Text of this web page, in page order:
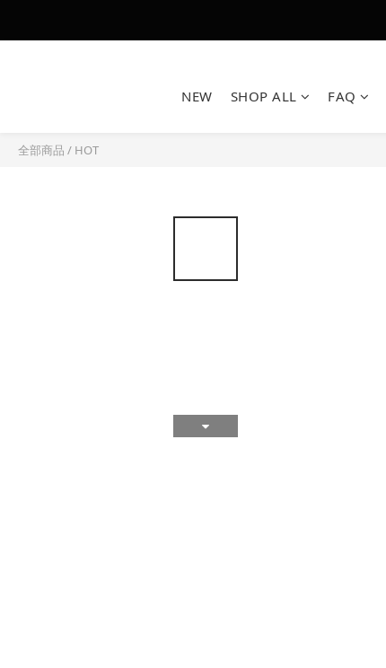
NEW SHOP ALL FAQ
全部商品 / HOT